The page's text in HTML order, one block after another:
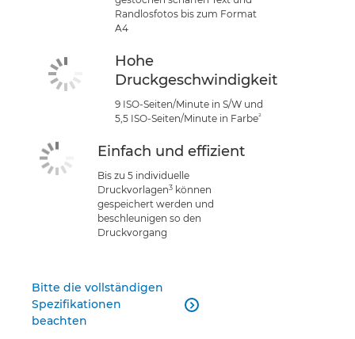
Randlosfotos bis zum Format
A4
Hohe
Druckgeschwindigkeit
9 ISO-Seiten/Minute in S/W und
5,5 ISO-Seiten/Minute in Farbe²
Einfach und effizient
Bis zu 5 individuelle
Druckvorlagen3können
gespeichert werden und
beschleunigen so den
Druckvorgang
Bitte die vollständigen
Spezifikationen
beachten
